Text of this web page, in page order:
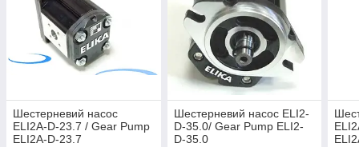
Шестерневий насос
ELI2A-D-23.7 / Gear Pump
ELI2A-D-23.7
Шестерневий насос ELI2-
D-35.0/ Gear Pump ELI2-
D-35.0